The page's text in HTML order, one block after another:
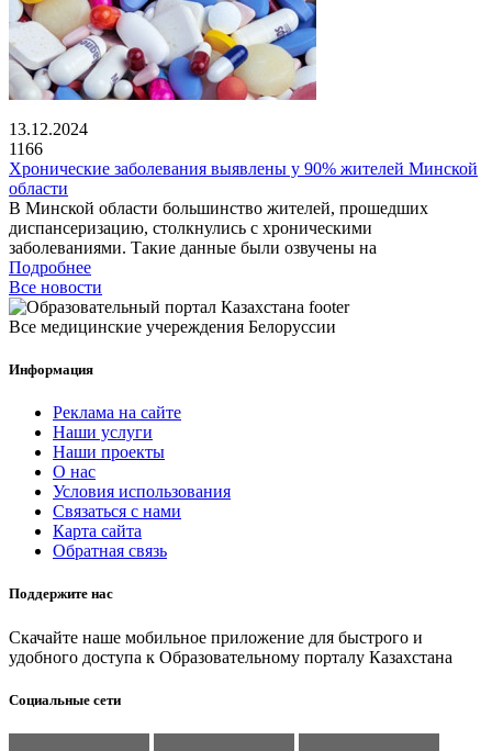
13.12.2024
1166
Хронические заболевания выявлены у 90% жителей Минской
области
В Минской области большинство жителей, прошедших
диспансеризацию, столкнулись с хроническими
заболеваниями. Такие данные были озвучены на
Подробнее
Все новости
Все медицинские учереждения Белоруссии
Информация
Реклама на сайте
Наши услуги
Наши проекты
О нас
Условия использования
Связаться с нами
Карта сайта
Обратная связь
Поддержите нас
Скачайте наше мобильное приложение для быстрого и
удобного доступа к Образовательному порталу Казахстана
Социальные сети